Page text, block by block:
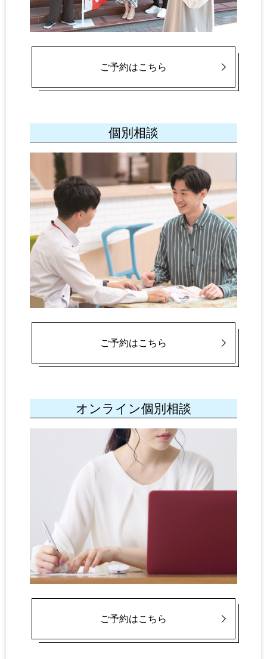
ご予約はこちら
個別相談
ご予約はこちら
オンライン個別相談
ご予約はこちら